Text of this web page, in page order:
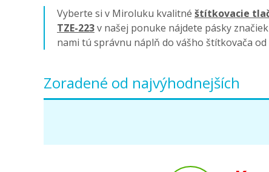
Vyberte si v Miroluku kvalitné štítkovacie
TZE-223v našej ponuke nájdete pásky značiek
nami tú správnu náplň do vášho štítkovača od
Zoradené od najvýhodnejších